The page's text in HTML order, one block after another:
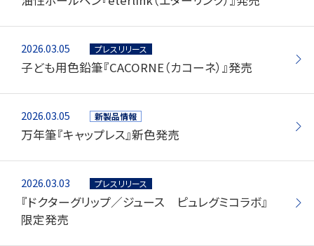
使い方動画
2026.03.05 プレスリリース
子ども用色鉛筆『CACORNE（カコーネ）』発売
2026.03.05 新製品情報
万年筆『キャップレス』新色発売
2026.03.03 プレスリリース
『ドクターグリップ／ジュース ピュレグミコラボ』
限定発売